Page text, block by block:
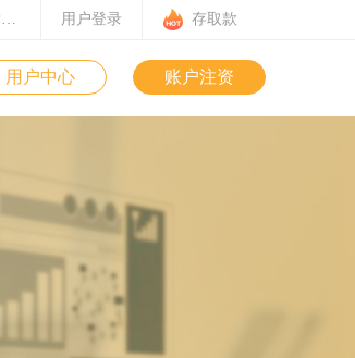
存取款
用户登录
【非农】2024年10月美国非农数据和ADP就业人数公布
用户中心 账户注资